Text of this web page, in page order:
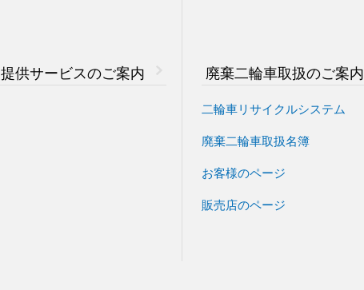
提供サービスのご案内 廃棄二輪車取扱のご案内
二輪車リサイクルシステム
廃棄二輪車取扱名簿
お客様のページ
販売店のページ